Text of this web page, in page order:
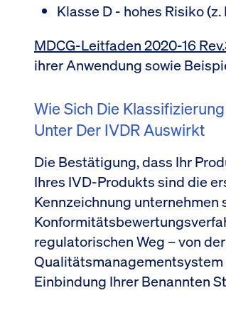
Klasse D - hohes Risiko (z.
MDCG-Leitfaden 2020-16
ihrer Anwendung sowie
Wie Sich Die
Unter Der IVDR Auswirkt
Die Bestätigung, dass Ihr
Ihres IVD-Produkts sind die
Kennzeichnung
regulatorischen Weg – von
Qualitätsmanagementsystem
Einbindung Ihrer Benannten